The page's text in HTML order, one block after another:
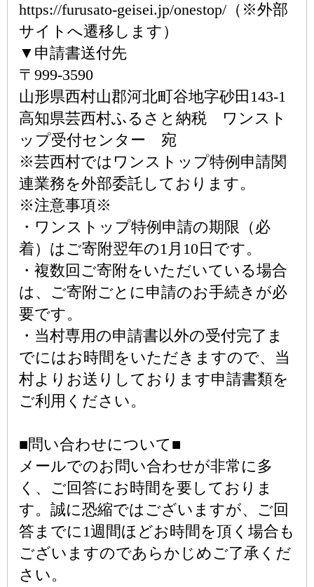
https://furusato-geisei.jp/onestop/（※外部
サイトへ遷移します）
▼申請書送付先
〒999-3590
山形県西村山郡河北町谷地字砂田143-1
高知県芸西村ふるさと納税 ワンスト
ップ受付センター 宛
※芸西村ではワンストップ特例申請関
連業務を外部委託しております。
※注意事項※
・ワンストップ特例申請の期限（必
着）はご寄附翌年の1月10日です。
・複数回ご寄附をいただいている場合
は、ご寄附ごとに申請のお手続きが必
要です。
・当村専用の申請書以外の受付完了ま
でにはお時間をいただきますので、当
村よりお送りしております申請書類を
ご利用ください。
■問い合わせについて■
メールでのお問い合わせが非常に多
く、ご回答にお時間を要しておりま
す。誠に恐縮ではございますが、ご回
答までに1週間ほどお時間を頂く場合も
ございますのであらかじめご了承くだ
さい。